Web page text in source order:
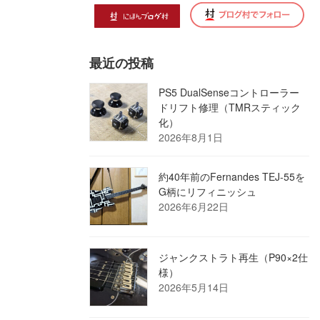
最近の投稿
PS5 DualSenseコントローラー
ドリフト修理（TMRスティック
化）
2026年8月1日
約40年前のFernandes TEJ-55を
G柄にリフィニッシュ
2026年6月22日
ジャンクストラト再生（P90×2仕
様）
2026年5月14日